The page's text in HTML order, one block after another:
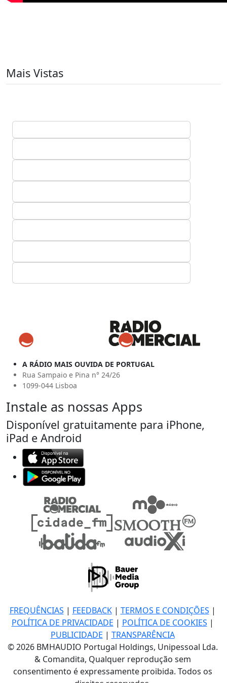
Mais Vistas
A RÁDIO MAIS OUVIDA DE PORTUGAL
Rua Sampaio e Pina n° 24/26
1099-044 Lisboa
Instale as nossas Apps
Disponível gratuitamente para iPhone,
iPad e Android
FREQUÊNCIAS | FEEDBACK| TERMOS E CONDIÇÕES |
POLÍTICA DE PRIVACIDADE | POLÍTICA DE COOKIES |
PUBLICIDADE | TRANSPARÊNCIA
© 2026 BMHAUDIO Portugal Holdings, Unipessoal Lda.
& Comandita, Qualquer reprodução sem
consentimento é expressamente proibida. Todos os